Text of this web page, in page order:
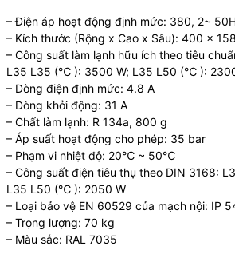
– Điện áp hoạt động định mức: 380, 2~
– Kích thước (Rộng x Cao x Sâu): 400 x
– Công suất làm lạnh hữu ích theo tiêu
L35 L35 (℃ ): 3500 W; L35 L50 (℃ ):
– Dòng điện định mức: 4.8 A
– Dòng khởi động: 31 A
– Chất làm lạnh: R 134a, 800 g
– Áp suất hoạt động cho phép: 35 bar
– Phạm vi nhiệt độ: 20℃ ~ 50℃
– Công suất điện tiêu thụ theo DIN 3168:
L35 L50 (℃ ): 2050 W
– Loại bảo vệ EN 60529 của mạch nội: IP
– Trọng lượng: 70 kg
– Màu sắc: RAL 7035